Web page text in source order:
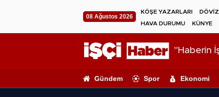
08 Ağustos 2026
KÖŞE YAZARLARI
HAVA DURUMU
KÜNYE
"Haberin
Gündem Spor Ekonomi